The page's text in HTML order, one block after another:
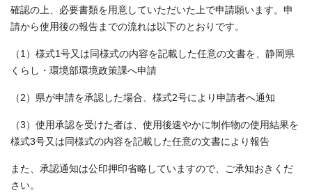
確認の上、必要書類を用意していただいた上で申請願います。申
請から使用後の報告までの流れは以下のとおりです。
（1）様式1号又は同様式の内容を記載した任意の文書を、静岡県
くらし・環境部環境政策課へ申請
（2）県が申請を承認した場合、様式2号により申請者へ通知
（3）使用承認を受けた者は、使用後速やかに制作物の使用結果を
様式3号又は同様式の内容を記載した任意の文書により報告
また、承認通知は公印押印省略していますので、ご承知おきくだ
さい。